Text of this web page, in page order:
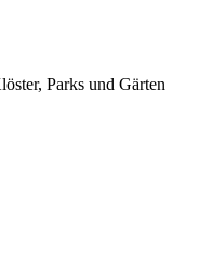
Parks und Gärten